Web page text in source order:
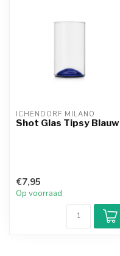
ICHENDORF MILANO
Shot Glas Tipsy Blauw
€7,95
Op voorraad